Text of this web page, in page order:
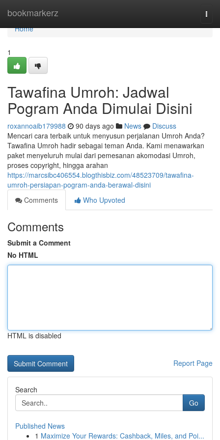
bookmarkerz
Home
Home
1
Tawafina Umroh: Jadwal
Pogram Anda Dimulai Disini
roxannoaib179988 90 days ago News
Discuss
Mencari cara terbaik untuk menyusun perjalanan Umroh Anda?
Tawafina Umroh hadir sebagai teman Anda. Kami menawarkan
paket menyeluruh mulai dari pemesanan akomodasi Umroh,
proses copyright, hingga arahan
https://marcsibc406554.blogthisbiz.com/48523709/tawafina-
umroh-persiapan-pogram-anda-berawal-disini
Comments
Who Upvoted
Comments
Submit a Comment
No HTML
HTML is disabled
Report Page
Search
Go
Published News
1 Maximize Your Rewards: Cashback, Miles, and Poi...